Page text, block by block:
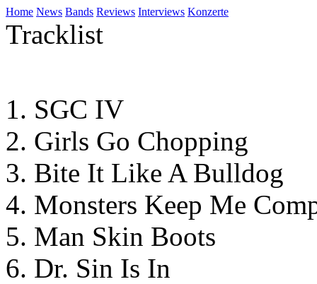
Home News Bands Reviews Interviews Konzerte
Tracklist
SGC IV
Girls Go Chopping
Bite It Like A Bulldog
Monsters Keep Me
Man Skin Boots
Dr. Sin Is In